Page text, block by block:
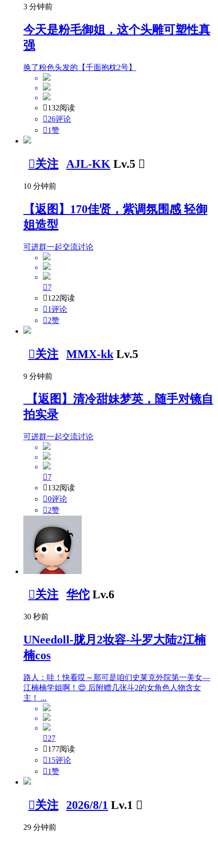
3 分钟前
今天是粉毛御姐，这个头雕可塑性真
强
换了粉色头发的【千面抱枕2号】
132阅读
26评论
1赞
关注 AJL-KK Lv.5 
10 分钟前
【返图】170佳贤，紫调氛围感 轻御
姐造型
可进群一起交流讨论
7
122阅读
1评论
2赞
关注 MMX-kk Lv.5
9 分钟前
【返图】清冷甜妹梦英，随手对镜自
拍实录
可进群一起交流讨论
7
132阅读
0评论
2赞
关注 华佗 Lv.6
30 秒前
UNeedoll-胧月2妆容-斗罗大陆2江楠
楠cos
路人：哇！快看哎～那可是咱们史莱克外院第一美女—
江楠楠学姐啊！😍 后附赠几张斗2的女角色人物含女
主！ ...
27
177阅读
15评论
1赞
关注 2026/8/1 Lv.1 
29 分钟前